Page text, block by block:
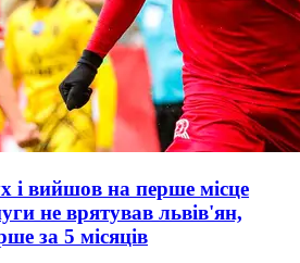
і вийшов на перше місце
не врятував львів'ян,
за 5 місяців